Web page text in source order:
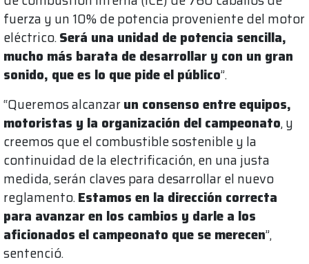
fuerza y un 10% de potencia proveniente del motor
eléctrico.Será una unidad de potencia sencilla,
mucho más barata de desarrollar y con un gran
sonido, que es lo que pide el público”.
“Queremos alcanzarun consenso entre equipos,
motoristas y la organización del campeonato, y
creemos que el combustible sostenible y la
continuidad de la electrificación, en una justa
medida, serán claves para desarrollar el nuevo
reglamento.Estamos en la dirección correcta
para avanzar en los cambios y darle a los
aficionados el campeonato que se merecen”,
sentenció.